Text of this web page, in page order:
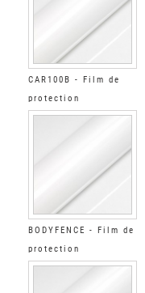
CAR100B - Film de
protection
automobile Brillant
BODYFENCE - Film de
protection
automobile Brillant